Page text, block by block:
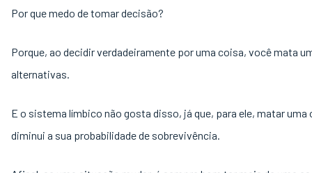
Por que medo de tomar decisão?
Porque, ao decidir verdadeiramente por uma coisa, você mata
alternativas.
E o sistema límbico não gosta disso, já que, para ele, matar uma
diminui a sua probabilidade de sobrevivência.